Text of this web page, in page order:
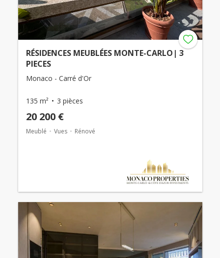
RÉSIDENCES MEUBLÉES MONTE-CARLO| 3
PIECES
Monaco - Carré d'Or
135 m² 3 pièces
20 200 €
Meublé Vues Rénové